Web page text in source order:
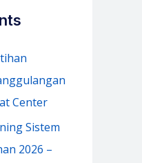
Center
Sistem
2026 –